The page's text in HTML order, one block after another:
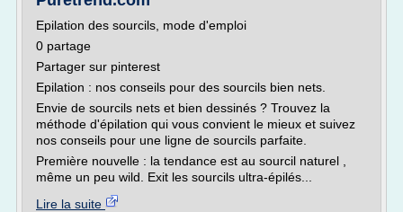
Epilation des sourcils, mode d'emploi
0 partage
Partager sur pinterest
Epilation : nos conseils pour des sourcils bien nets.
Envie de sourcils nets et bien dessinés ? Trouvez la
méthode d'épilation qui vous convient le mieux et suivez
nos conseils pour une ligne de sourcils parfaite.
Première nouvelle : la tendance est au sourcil naturel ,
même un peu wild. Exit les sourcils ultra-épilés...
Lire la suite